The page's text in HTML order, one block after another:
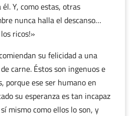
Y, como estas, otras
nunca halla el descanso…
ricos!»
su felicidad a una
carne. Éstos son ingenuos e
porque ese ser humano en
su esperanza es tan incapaz
mismo como ellos lo son, y